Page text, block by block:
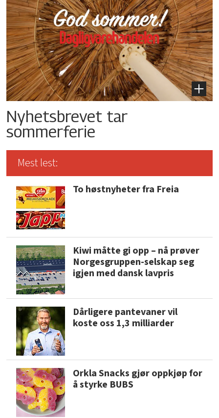
Nyhetsbrevet tar
sommerferie
Mest lest:
To høstnyheter fra Freia
Kiwi måtte gi opp – nå prøver
Norgesgruppen-selskap seg
igjen med dansk lavpris
Dårligere pantevaner vil
koste oss 1,3 milliarder
Orkla Snacks gjør oppkjøp for
å styrke BUBS